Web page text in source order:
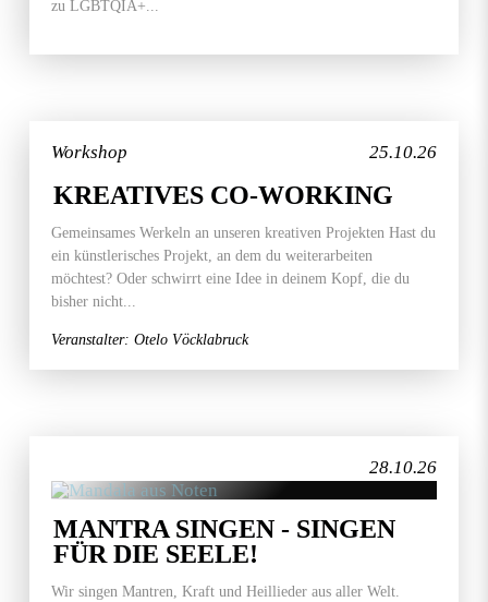
zu LGBTQIA+...
25.10.26
Workshop
KREATIVES CO-WORKING
Gemeinsames Werkeln an unseren kreativen Projekten Hast du
ein künstlerisches Projekt, an dem du weiterarbeiten
möchtest? Oder schwirrt eine Idee in deinem Kopf, die du
bisher nicht...
Veranstalter: Otelo Vöcklabruck
28.10.26
MANTRA SINGEN - SINGEN
FÜR DIE SEELE!
Wir singen Mantren, Kraft und Heillieder aus aller Welt.